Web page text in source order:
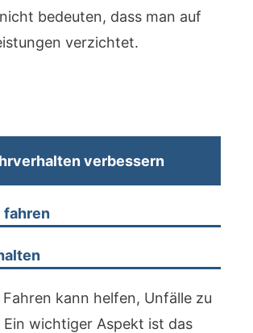
bedeuten, dass man auf
verzichtet.
verbessern
fahren
kann helfen, Unfälle zu
Ein wichtiger Aspekt ist das